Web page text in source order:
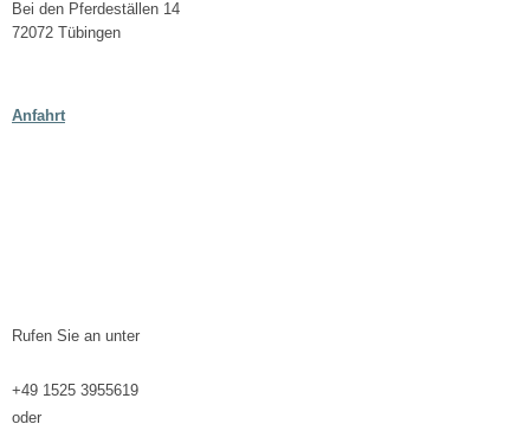
Bei den Pferdeställen 14
72072 Tübingen
Anfahrt
Rufen Sie an unter
+49 1525 3955619
oder